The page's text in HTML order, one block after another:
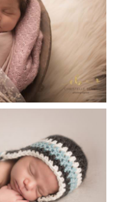
nouveau né
nouveau né
et Revel